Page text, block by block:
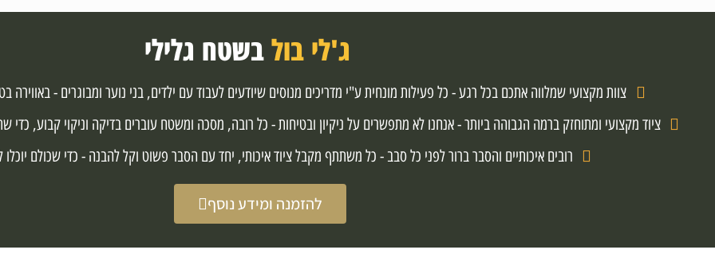
ג'לי בולבשטח גלילי
צוות מקצועי שמלווה אתכם בכל רגע - כל פעילות מונחית ע"י מדריכים מנוסים שיודעים לעבוד עם ילדים, בני נוער ומבוגרים -
ציוד מקצועי ומתוחזק ברמה הגבוהה ביותר - אנחנו לא מתפשרים על ניקיון ובטיחות - כל רובה, מסכה ומשטח עוברים בדיקה וניקוי קבוע, כדי
רובים איכותיים והסבר ברור לפני כל סבב - כל משתתף מקבל ציוד איכותי, יחד עם הסבר פשוט וקל להבנה - כדי שכולם
להזמנה ומידע נוסף